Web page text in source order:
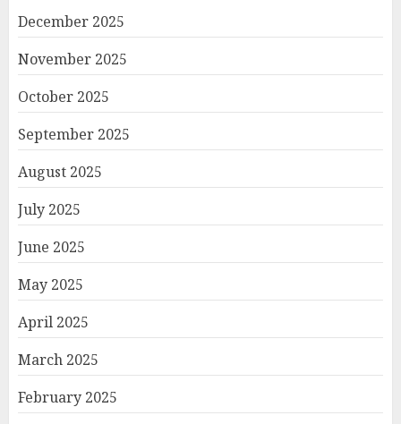
December 2025
November 2025
October 2025
September 2025
August 2025
July 2025
June 2025
May 2025
April 2025
March 2025
February 2025